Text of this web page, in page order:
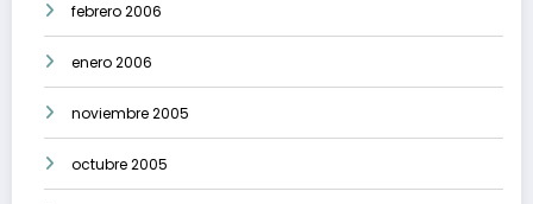
febrero 2006
enero 2006
noviembre 2005
octubre 2005